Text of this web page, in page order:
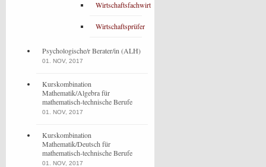
Wirtschaftsfachwirt
Wirtschaftsprüfer
Psychologische/r Berater/in (ALH)
01. NOV, 2017
Kurskombination
Mathematik/Algebra für
mathematisch-technische Berufe
01. NOV, 2017
Kurskombination
Mathematik/Deutsch für
mathematisch-technische Berufe
01. NOV, 2017